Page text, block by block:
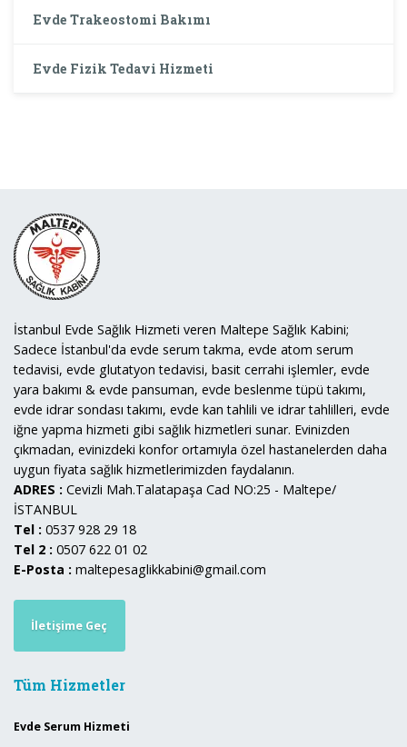
Evde Trakeostomi Bakımı
Evde Fizik Tedavi Hizmeti
İstanbul Evde Sağlık Hizmeti veren Maltepe Sağlık Kabini;
Sadece İstanbul'da evde serum takma, evde atom serum
tedavisi, evde glutatyon tedavisi, basit cerrahi işlemler, evde
yara bakımı & evde pansuman, evde beslenme tüpü takımı,
evde idrar sondası takımı, evde kan tahlili ve idrar tahlilleri, evde
iğne yapma hizmeti gibi sağlık hizmetleri sunar. Evinizden
çıkmadan, evinizdeki konfor ortamıyla özel hastanelerden daha
uygun fiyata sağlık hizmetlerimizden faydalanın.
ADRES : Cevizli Mah.Talatapaşa Cad NO:25 - Maltepe/
İSTANBUL
Tel : 0537 928 29 18
Tel 2 : 0507 622 01 02
E-Posta : maltepesaglikkabini@gmail.com
İletişime Geç
Tüm Hizmetler
Evde Serum Hizmeti